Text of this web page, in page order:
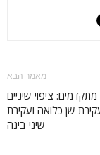
מאמר הבא
מתקדמים: ציפוי שיניים
שן כלואה ועקירת
שיני בינה